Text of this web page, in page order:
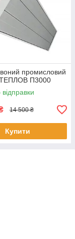
промисловий
ТЕПЛОВ П3000
14 500 ₴
Купити